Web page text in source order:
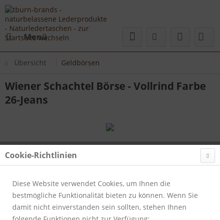
Menü
Übersicht Geldbörsen
Wiener Schachtel Börse - Vollrind Farbe
26-Jeans
Cookie-Richtlinien
Diese Website verwendet Cookies, um Ihnen die
bestmögliche Funktionalität bieten zu können. Wenn Sie
damit nicht einverstanden sein sollten, stehen Ihnen